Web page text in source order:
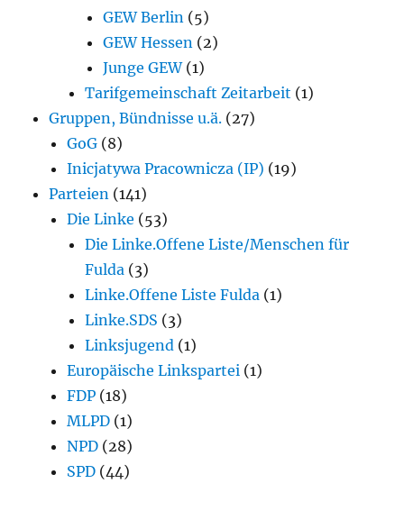
GEW Berlin (5)
GEW Hessen (2)
Junge GEW(1)
Tarifgemeinschaft Zeitarbeit (1)
Gruppen, Bündnisse u.ä. (27)
GoG (8)
Inicjatywa Pracownicza (IP) (19)
Parteien (141)
Die Linke (53)
Die Linke.Offene Liste/Menschen für
Fulda (3)
Linke.Offene Liste Fulda (1)
Linke.SDS (3)
Linksjugend (1)
Europäische Linkspartei (1)
FDP (18)
MLPD (1)
NPD (28)
SPD (44)